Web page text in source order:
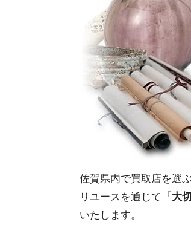
佐賀県内で買取店を選
リユースを通じて
「大
いたします。